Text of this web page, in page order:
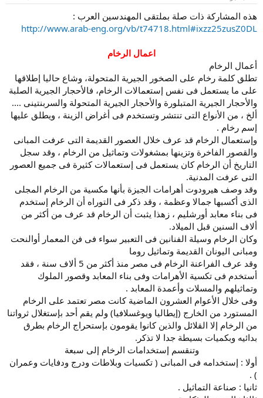
و
ض
و
ع
إ
ن
ش
ا
هذه المشاركة ذات صلة بملتقى المهندسين العرب :
http://www.arab-eng.org/vb/t74718.html#ixzz25zusZ0DL
اعمال الرخام
أعمال الرخام
تطلق كلمة رخام على الصخور الجيرية المتحولة، وشاع حاليا إطلاقها
على ما يستعمل فى نفس إستعمالات الرخام، فالأحجار الجيرية الصلبة
والأحجار الجيرية المتبلورة والأحجار الجيرية المتحولة والسربنتينى ....
ألخ ، من الأنواع التى تنتشر وتستخدم فى أغراض الزينة ، ويطلق عليها
إسم رخام .
وإستعمال الرخام قد عرف خلال العصور القديمة التى عرفت المبانى
والقصور الفاخرة وتزينها بمشغولات وتماثيل من الرخام ، وقد سجل
التاريخ أن الرخام كان يستعمل فى إستعمالات كثيرة فى جميع العصور
التى عرفت المدنية.
وقد وصف هيرودوت أهرامات الجيزة بأنها مكسية من الرخام المجلى
الذى أكسبها جمالا وعظمة ، وقد ذكر فى التوراه أن الرخام إستخدم
فى بناء معابد أورشليم ، زهذا يثبت أن الرخام قد عرف من أكثر من
ألاف السنين قبل الميلاد.
وكان الرخام وسيلة الفنانين فى التعبير سواء فى فن المعمار أوالنحت
ومبانى اليونان القديمة وتماثيل روما
وقد عرف الفراعنة الرخام فى مصر منذ أكثر من 5 ألاف سنة ، فقد
أستخدم فى تكسية الأهرامات وفى بناء المعابد وقصور الملوك
وتماثيلهم والمسلات وأعمدة المعابد .
وفى خلال الأعوام العشرون الماضية كانت مصر تعتمد على الرخام
المستورد من الخارج (إيطاليا ويوغسلافيا) ولم يقم أحد بإستغلال ثرواتنا
من الرخام إلا القلائل والذين كانوا يقومون بإستحراج الرخام بطرق
بدائيه وبكميات بسيطة جدا لا تذكر.
وتنقسم إستخدامات الرخام إلى سبعة​
أولا : إستخدامه فى المبانى ( تكسيات وبلاطات ودرج ودفايات وعمران
) .
ثانيا : صناعة التماثيل .